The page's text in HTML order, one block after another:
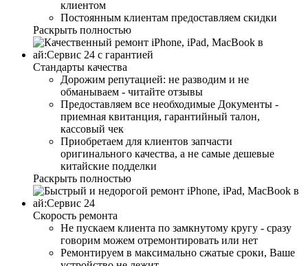
клиентом
Постоянным клиентам предоставляем скидки
Раскрыть полностью
Стандарты качества
Дорожим репутацией: не разводим и не
обманываем - читайте отзывы
Предоставляем все необходимые Документы -
приемная квитанция, гарантийный талон,
кассовый чек
Приобретаем для клиентов запчасти
оригинального качества, а не самые дешевые
китайские подделки
Раскрыть полностью
Скорость ремонта
Не пускаем клиента по замкнутому кругу - сразу
говорим можем отремонтировать или нет
Ремонтируем в максимально сжатые сроки, Ваше